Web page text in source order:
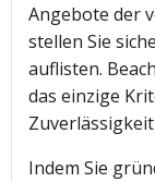
Angebote der
stellen Sie
auflisten.
das einzige
Indem Sie